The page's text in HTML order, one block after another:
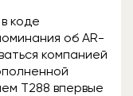
коде
об AR-
компанией
T288 впервые